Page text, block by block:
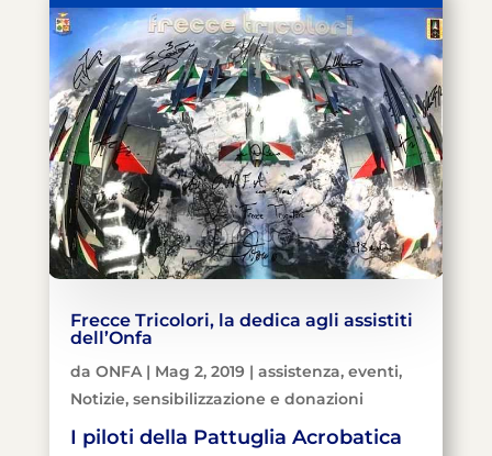
Frecce Tricolori, la dedica agli assistiti
dell’Onfa
da ONFA| Mag 2, 2019 | assistenza, eventi,
Notizie, sensibilizzazione e donazioni
I piloti della Pattuglia Acrobatica